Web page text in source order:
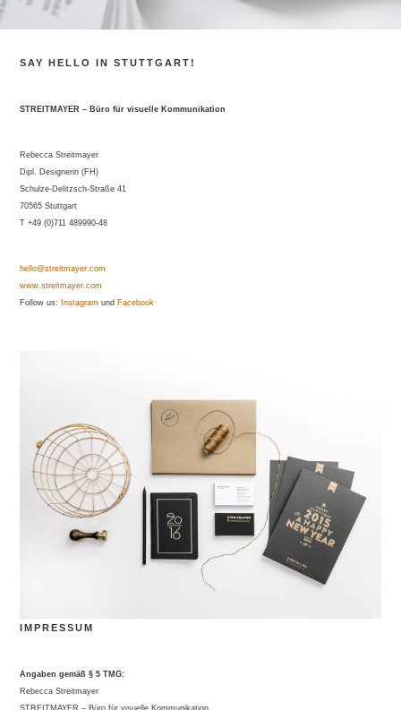
SAY HELLO IN STUTTGART!
STREITMAYER – Büro für visuelle Kommunikation
Rebecca Streitmayer
Dipl. Designerin (FH)
Schulze-Delitzsch-Straße 41
70565 Stuttgart
T +49 (0)711 489990-48
hello@streitmayer.com
www.streitmayer.com
Follow us:
Instagram und Facebook
IMPRESSUM
Angaben gemäß § 5 TMG:
Rebecca Streitmayer